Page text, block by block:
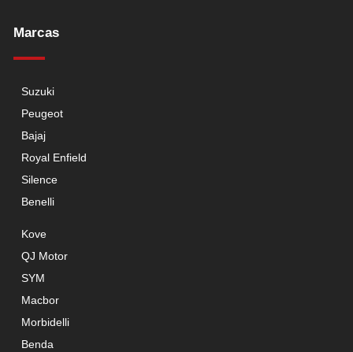
Marcas
Suzuki
Peugeot
Bajaj
Royal Enfield
Silence
Benelli
Kove
QJ Motor
SYM
Macbor
Morbidelli
Benda